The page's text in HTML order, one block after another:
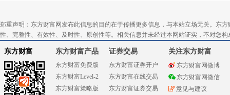
郑重声明：东方财富网发布此信息的目的在于传播更多信息，与本站立场无关。东
性、完整性、有效性、及时性、原创性等。相关信息并未经过本网站证实，不对您
东方财富 东方财富产品
东方财富免费版
东方财富Level-2
东方财富策略版
证券交易
东方财富证券开户
东方财富在线交易
东方财富证券交易
关注东方财富
东方财富网微博
东方财富网微信
意见与建议